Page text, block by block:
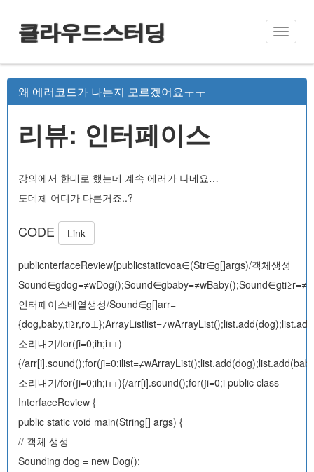
Toggle
클라우드스터딩
왜 에러코드가 나는지 모르겠어요ㅜㅜ
리뷰: 인터페이스
강의에서 한대로 했는데 계속 에러가 나네요…
도데체 어디가 다른거죠..?
CODE Link
publicnterfaceReview{publicstaticvoa∈(Str∈g[]args)/객체생성
인터페이스배열생성/Sound∈g[]arr=
{dog,baby,ti≥r,ro⊥};ArrayListlist=≠wArrayList
소리내기/for(∫i=0;ih;i++)
{/arr[i].sound();for(∫i=0;ilist=≠wArrayList
소리내기/for(∫i=0;ih;i++){/arr[i].sound();for(∫i=0;i public class
InterfaceReview {
public static void main(String[] args) {
// 객체 생성
Sounding dog = new Dog();